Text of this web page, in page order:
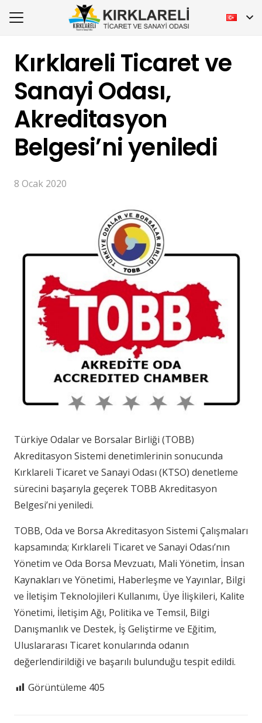
Kırklareli Ticaret ve
Sanayi Odası,
Akreditasyon
Belgesi’ni yeniledi
8 Ocak 2020
Türkiye Odalar ve Borsalar Birliği (TOBB)
Akreditasyon Sistemi denetimlerinin sonucunda
Kırklareli Ticaret ve Sanayi Odası (KTSO) denetleme
sürecini başarıyla geçerek TOBB Akreditasyon
Belgesi’ni yeniledi.
TOBB, Oda ve Borsa Akreditasyon Sistemi Çalışmaları
kapsamında; Kırklareli Ticaret ve Sanayi Odası’nın
Yönetim ve Oda Borsa Mevzuatı, Mali Yönetim, İnsan
Kaynakları ve Yönetimi, Haberleşme ve Yayınlar, Bilgi
ve İletişim Teknolojileri Kullanımı, Üye İlişkileri, Kalite
Yönetimi, İletişim Ağı, Politika ve Temsil, Bilgi
Danışmanlık ve Destek, İş Geliştirme ve Eğitim,
Uluslararası Ticaret konularında odanın
değerlendirildiği ve başarılı bulunduğu tespit edildi.
Görüntüleme 405